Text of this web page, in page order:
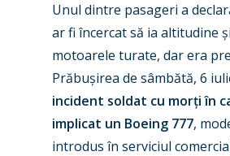
Unul dintre pasageri a
ar fi încercat să ia altitudine
motoarele turate, dar era
Prăbușirea de sâmbătă, 6
incident soldat cu morți în
implicat un Boeing 777,
introdus în serviciul